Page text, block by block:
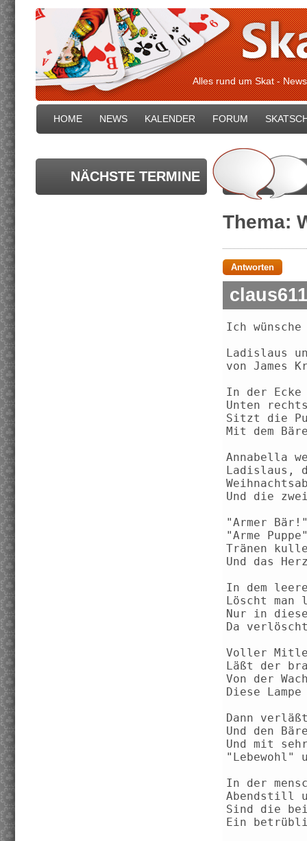
Alles rund um Skat -
HOME NEWS KALENDER FORUM
NÄCHSTE TERMINE
Thema:
Antworten
Ich
Ladislaus
von James
In der Ecke
Unten
Sitzt die
Mit dem
Annabella
Ladislaus,
Und die
"Armer
"Arme
Tränen
Und das
In dem
Löscht man
Nur in
Da
Voller
Läßt der
Von der
Diese
Dann
Und den
Und mit
"Lebewohl"
In der
Abendstill
Sind die
Ein